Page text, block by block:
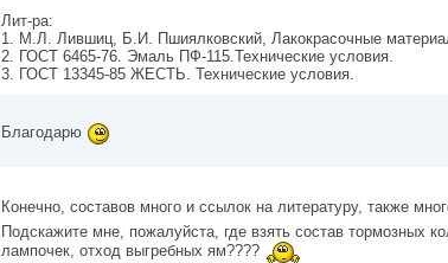
Лит-ра:
1. М.Л. Лившиц, Б.И. Пшиялковский, Лакокрасочные
2. ГОСТ 6465-76. Эмаль ПФ-115.Технические условия.
3. ГОСТ 13345-85 ЖЕСТЬ. Технические условия.
Благодарю
Конечно, составов много и ссылок на литературу, также
Подскажите мне, пожалуйста, где взять состав тормозных
лампочек, отход выгребных ям????